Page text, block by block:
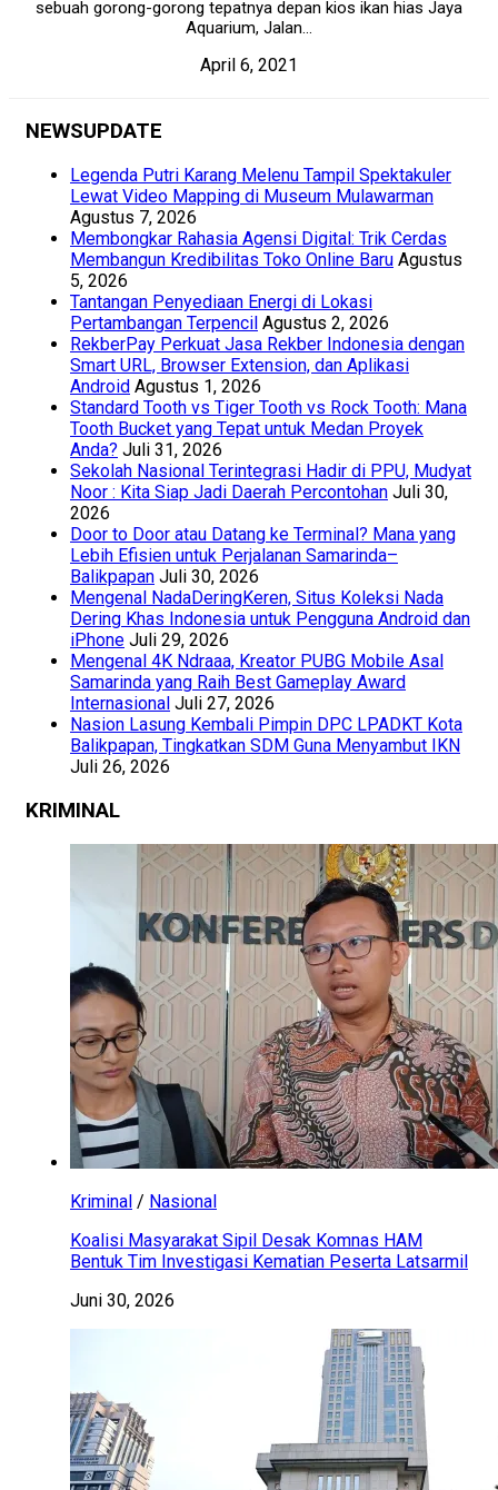
sebuah gorong-gorong tepatnya depan kios ikan hias Jaya
Aquarium, Jalan...
April 6, 2021
NEWSUPDATE
Legenda Putri Karang Melenu Tampil Spektakuler
Lewat Video Mapping di Museum Mulawarman
Agustus 7, 2026
Membongkar Rahasia Agensi Digital: Trik Cerdas
Membangun Kredibilitas Toko Online Baru Agustus
5, 2026
Tantangan Penyediaan Energi di Lokasi
Pertambangan Terpencil Agustus 2, 2026
RekberPay Perkuat Jasa Rekber Indonesia dengan
Smart URL, Browser Extension, dan Aplikasi
Android Agustus 1, 2026
Standard Tooth vs Tiger Tooth vs Rock Tooth: Mana
Tooth Bucket yang Tepat untuk Medan Proyek
Anda? Juli 31, 2026
Sekolah Nasional Terintegrasi Hadir di PPU, Mudyat
Noor : Kita Siap Jadi Daerah Percontohan Juli 30,
2026
Door to Door atau Datang ke Terminal? Mana yang
Lebih Efisien untuk Perjalanan Samarinda–
Balikpapan Juli 30, 2026
Mengenal NadaDeringKeren, Situs Koleksi Nada
Dering Khas Indonesia untuk Pengguna Android dan
iPhone Juli 29, 2026
Mengenal 4K Ndraaa, Kreator PUBG Mobile Asal
Samarinda yang Raih Best Gameplay Award
Internasional Juli 27, 2026
Nasion Lasung Kembali Pimpin DPC LPADKT Kota
Balikpapan, Tingkatkan SDM Guna Menyambut IKN
Juli 26, 2026
KRIMINAL
Kriminal / Nasional
Koalisi Masyarakat Sipil Desak Komnas HAM
Bentuk Tim Investigasi Kematian Peserta Latsarmil
Juni 30, 2026